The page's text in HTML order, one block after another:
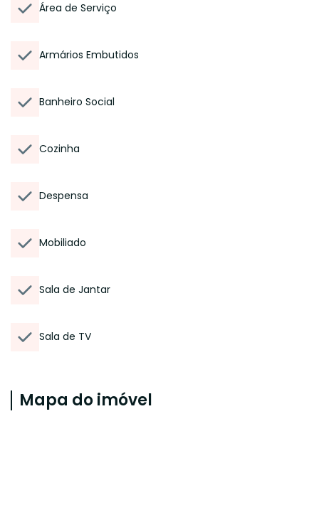
Área de Serviço
Armários Embutidos
Banheiro Social
Cozinha
Despensa
Mobiliado
Sala de Jantar
Sala de TV
Mapa do imóvel